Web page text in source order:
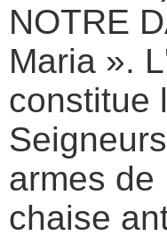
NOTRE
Maria ».
constitue
armes de
chaise
6.00 €
MEDAILLE DE LA PROTECTION
DU TERRITOIRE agrafe EGIDE
MEDAILLE HONNEUR